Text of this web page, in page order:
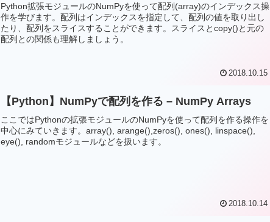
Python拡張モジュールのNumPyを使って配列(array)のインデックス操
作を学びます。配列はインデックスを指定して、配列の値を取り出し
たり、配列をスライスすることができます。スライスとcopy()と元の
配列との関係も理解しましょう。
2018.10.15
【Python】NumPyで配列を作る – NumPy Arrays
ここではPythonの拡張モジュールのNumPyを使って配列を作る操作を
中心にみていきます。array(), arange(),zeros(), ones(), linspace(),
eye(), randomモジュールなどを扱います。
2018.10.14